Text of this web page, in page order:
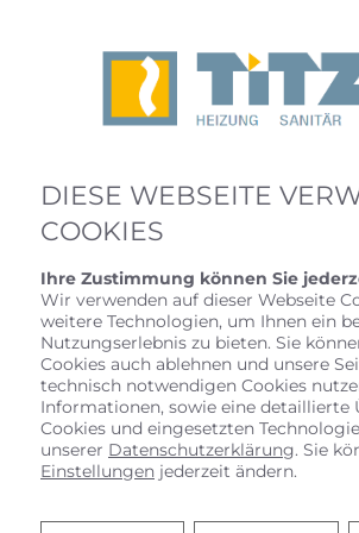
SANITÄRPLANUNG
INSTALLATION
DIESE WEBSEITE
COOKIES
Ihre Zustimmung können Sie
Wir verwenden auf dieser Webseite
weitere Technologien, um Ihnen ein
Nutzungserlebnis zu bieten. Sie
Cookies auch ablehnen und unsere
technisch notwendigen Cookies
Informationen, sowie eine detaillierte
Cookies und eingesetzten
unserer Datenschutzerklärung. Sie
Einstellungen jederzeit ändern.